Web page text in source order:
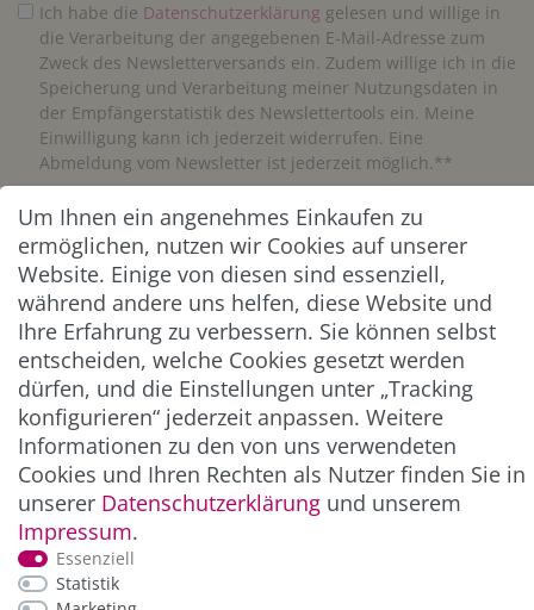
Ich habe die Daten­schutz­erklärung gelesen und willige in
die Verarbeitung der angegebenen E-Mail-Adresse zum
Zweck des Newsletterversands ein. Zudem willige ich in die
Speicherung und Verarbeitung meiner Nutzungsdaten in
der Empfängerstatistik des Newslettertools ein. Meine
Einwilligung kann ich jederzeit widerrufen. Eine
Abmeldung vom Newsletter ist jederzeit möglich.**
Abonnieren
** Hierbei handelt es sich um ein Pflichtfeld.
ZAHLUNG & VERSAND
Um Ihnen ein angenehmes Einkaufen zu
ermöglichen, nutzen wir Cookies auf unserer
Website. Einige von diesen sind essenziell,
während andere uns helfen, diese Website und
Ihre Erfahrung zu verbessern. Sie können selbst
entscheiden, welche Cookies gesetzt werden
dürfen, und die Einstellungen unter „Tracking
konfigurieren“ jederzeit anpassen. Weitere
Informationen zu den von uns verwendeten
Cookies und Ihren Rechten als Nutzer finden Sie in
unserer Daten­schutz­erklärung und unserem
Impressum.
Essenziell
Statistik